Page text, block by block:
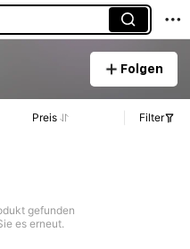
Folgen
Preis Filter
gefunden
es erneut.